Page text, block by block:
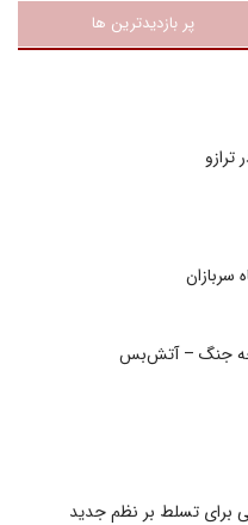
پر بازدیدترین ها
سربازان
جنگ – آتش‌بس
برای تسلط بر نظم جدید